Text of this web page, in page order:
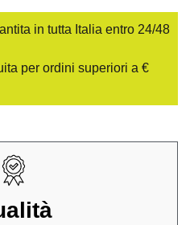
in tutta Italia entro 24/48
per ordini superiori a €